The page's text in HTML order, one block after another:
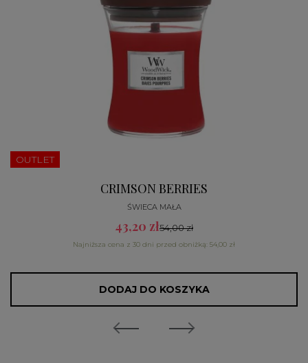
OUTLET
CRIMSON BERRIES
ŚWIECA MAŁA
43,20 zł54,00 zł
Najniższa cena z 30 dni przed obniżką: 54,00 zł
DODAJ DO KOSZYKA